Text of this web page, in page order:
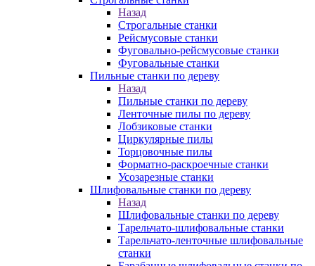
Назад
Строгальные станки
Рейсмусовые станки
Фуговально-рейсмусовые станки
Фуговальные станки
Пильные станки по дереву
Назад
Пильные станки по дереву
Ленточные пилы по дереву
Лобзиковые станки
Циркулярные пилы
Торцовочные пилы
Форматно-раскроечные станки
Усозарезные станки
Шлифовальные станки по дереву
Назад
Шлифовальные станки по дереву
Тарельчато-шлифовальные станки
Тарельчато-ленточные шлифовальные
станки